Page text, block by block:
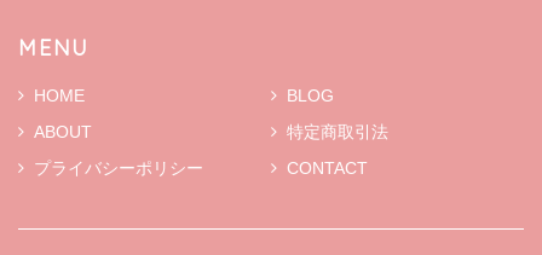
MENU
HOME
BLOG
ABOUT
特定商取引法
プライバシーポリシー
CONTACT